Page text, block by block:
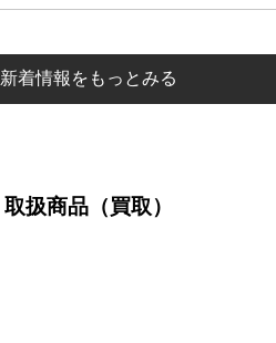
新着情報をもっとみる
取扱商品（買取）